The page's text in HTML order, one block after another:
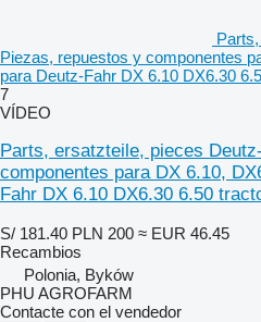
Piezas, repuestos y componentes
para Deutz-Fahr DX 6.10 DX6.30
7
VÍDEO
Parts, ersatzteile, pieces
componentes para DX 6.10,
Fahr DX 6.10 DX6.30 6.50
S/ 181.40 PLN 200 ≈ EUR 46.45
Recambios
Polonia, Byków
PHU AGROFARM
Contacte con el vendedor